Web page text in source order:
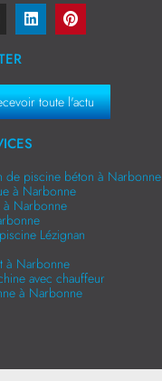
toute l'actu
de piscine béton à Narbonne
à Narbonne
à Narbonne
Lézignan
à Narbonne
avec chauffeur
à Narbonne